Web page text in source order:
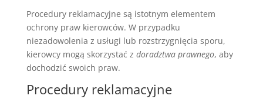
Procedury reklamacyjne są istotnym elementem
ochrony praw kierowców. W przypadku
niezadowolenia z usługi lub rozstrzygnięcia sporu,
kierowcy mogą skorzystać z doradztwa prawnego, aby
dochodzić swoich praw.
Procedury reklamacyjne